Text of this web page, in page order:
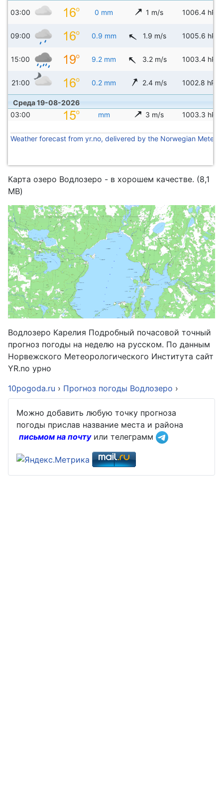
03:00 0 mm 1 m/s 1006.4 hPa
09:00 0.9 mm 1.9 m/s 1005.6 hPa
15:00 9.2 mm 3.2 m/s 1003.4 hPa
21:00 0.2 mm 2.4 m/s 1002.8 hPa
Среда 19-08-2026
03:00
mm 3 m/s 1003.3 hPa
Weather forecast from yr.no, delivered by the Norwegian
Карта озеро Водлозеро - в хорошем качестве. (8,1
MB)
Водлозеро Карелия Подробный почасовой точный
прогноз погоды на неделю на русском. По данным
Норвежского Метеорологического Института сайт
YR.no урно
10pogoda.ru › Прогноз погоды Водлозеро ›
Можно добавить любую точку прогноза
погоды прислав название места и района
письмом на почтуили телеграмм